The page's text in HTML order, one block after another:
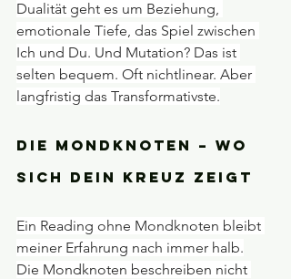
Dualität geht es um Beziehung,
emotionale Tiefe, das Spiel zwischen
Ich und Du. Und Mutation? Das ist
selten bequem. Oft nichtlinear. Aber
langfristig das Transformativste.
Die Mondknoten – wo
sich dein Kreuz zeigt
Ein Reading ohne Mondknoten bleibt
meiner Erfahrung nach immer halb.
Die Mondknoten beschreiben nicht